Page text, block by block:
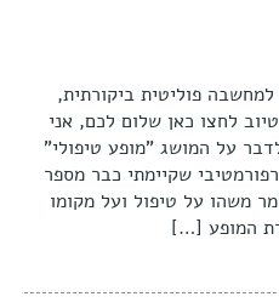
רני לוי – הכנס הלקסיקלי ה-21 למחשבה פוליטית ביקורתית,
ביוטיוב לחצו כאן שלום לכם, אני
על המושג "מופע טיפולי"
שקיימתי כבר מספר
משהו על טיפול ועל מקומו
המופע […]